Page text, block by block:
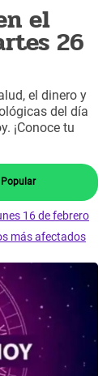
el
26
el dinero y
del día
¡Conoce tu
16 de febrero
más afectados